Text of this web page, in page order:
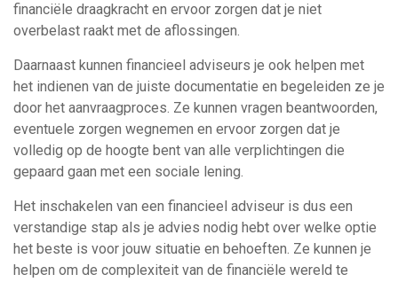
financiële draagkracht en ervoor zorgen dat je niet
overbelast raakt met de aflossingen.
Daarnaast kunnen financieel adviseurs je ook helpen met
het indienen van de juiste documentatie en begeleiden ze je
door het aanvraagproces. Ze kunnen vragen beantwoorden,
eventuele zorgen wegnemen en ervoor zorgen dat je
volledig op de hoogte bent van alle verplichtingen die
gepaard gaan met een sociale lening.
Het inschakelen van een financieel adviseur is dus een
verstandige stap als je advies nodig hebt over welke optie
het beste is voor jouw situatie en behoeften. Ze kunnen je
helpen om de complexiteit van de financiële wereld te